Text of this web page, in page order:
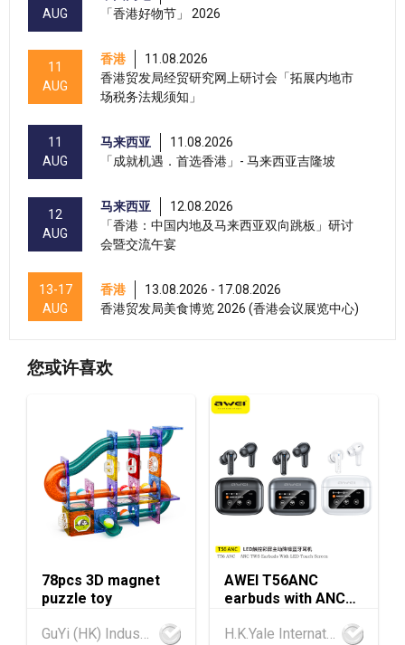
AUG
「香港好物节」 2026
11
AUG
香港
11.08.2026
香港贸发局经贸研究网上研讨会「拓展内地市
场税务法规须知」
11
AUG
马来西亚
11.08.2026
「成就机遇．首选香港」- 马来西亚吉隆坡
12
AUG
马来西亚
12.08.2026
「香港：中国内地及马来西亚双向跳板」研讨
会暨交流午宴
13-17
AUG
香港
13.08.2026 - 17.08.2026
香港贸发局美食博览 2026 (香港会议展览中心)
13-15
AUG
国际现代化中医药及健康产品会议 2026 (香港
AUG
香港
13.08.2026 - 17.08.2026
香港贸发局美与健生活博览 2026 (香港会议展
览中心)
13-15
AUG
香港
13.08.2026 - 15.08.2026
香港贸发局美食商贸博览 2026 (香港会议展览
中心)
13-15
AUG
香港
13.08.2026 - 15.08.2026
香港贸发局香港国际茶展 2026 (香港会议展览
您或许喜欢
78pcs 3D magnet
puzzle toy
GuYi (HK) Industrial Co.,Limited
AWEI T56ANC
earbuds with ANC
H.K.Yale International Industry Co., Limited